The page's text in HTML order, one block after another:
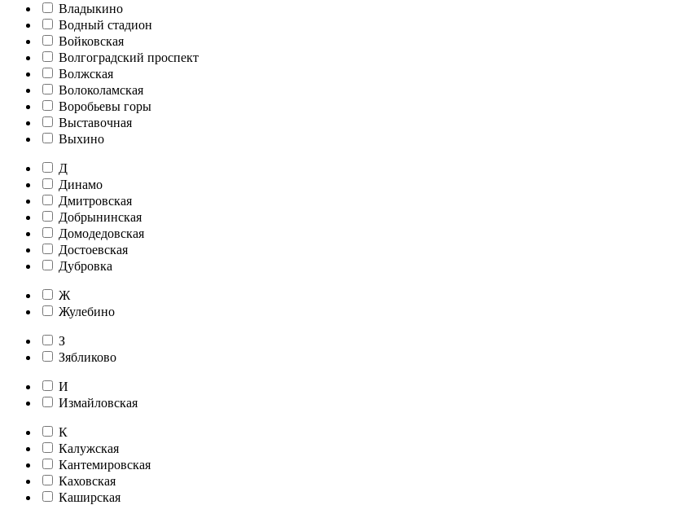
Владыкино
Водный стадион
Войковская
Волгоградский проспект
Волжская
Волоколамская
Воробьевы горы
Выставочная
Выхино
Д
Динамо
Дмитровская
Добрынинская
Домодедовская
Достоевская
Дубровка
Ж
Жулебино
З
Зябликово
И
Измайловская
К
Калужская
Кантемировская
Каховская
Каширская